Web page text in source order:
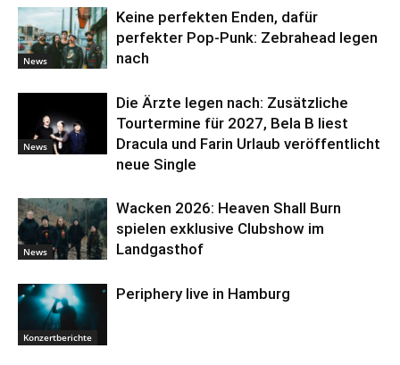
News
Keine perfekten Enden, dafür
perfekter Pop-Punk: Zebrahead legen
nach
News
Die Ärzte legen nach: Zusätzliche
Tourtermine für 2027, Bela B liest
Dracula und Farin Urlaub veröffentlicht
neue Single
News
Wacken 2026: Heaven Shall Burn
spielen exklusive Clubshow im
Landgasthof
Konzertberichte
Periphery live in Hamburg